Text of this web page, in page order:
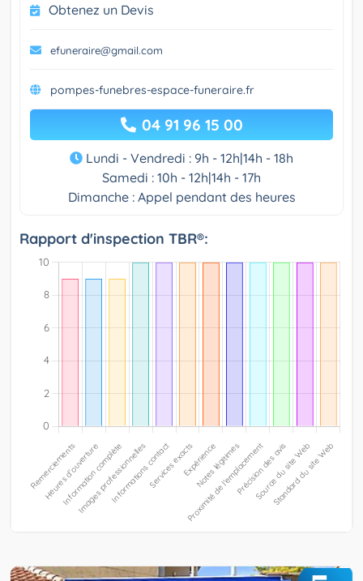
Obtenez un Devis
efuneraire@gmail.com
pompes-funebres-espace-funeraire.fr
04 91 96 15 00
Lundi - Vendredi : 9h - 12h|14h - 18h
Samedi : 10h - 12h|14h - 17h
Dimanche : Appel pendant des heures
Rapport d'inspection TBR®: